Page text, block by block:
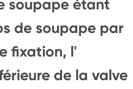
soupape étant
de soupape par
fixation, l'
de la valve